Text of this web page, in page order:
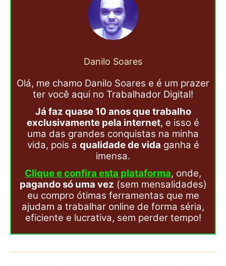
Danilo Soares
Olá, me chamo Danilo Soares e é um prazer
ter você aqui no Trabalhador Digital!
Já faz quase 10 anos que trabalho
exclusivamente pela internet, e isso é
uma das grandes conquistas na minha
vida, pois a qualidade de vida ganha é
imensa.
Clique e confira esta plataforma, onde,
pagando só uma vez (sem mensalidades)
eu compro ótimas ferramentas que me
ajudam a trabalhar online de forma séria,
eficiente e lucrativa, sem perder tempo!